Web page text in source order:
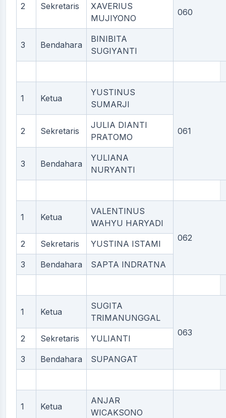
060
2 Sekretaris
XAVERIUS
MUJIYONO
3 Bendahara
BINIBITA
SUGIYANTI
1 Ketua
YUSTINUS
SUMARJI
061
2 Sekretaris
JULIA DIANTI
PRATOMO
3 Bendahara
YULIANA
NURYANTI
1 Ketua
VALENTINUS
WAHYU HARYADI
062
2 Sekretaris YUSTINA ISTAMI
3 Bendahara SAPTA INDRATNA
1 Ketua
SUGITA
TRIMANUNGGAL
063
2 Sekretaris YULIANTI
3 Bendahara SUPANGAT
1 Ketua
ANJAR
WICAKSONO